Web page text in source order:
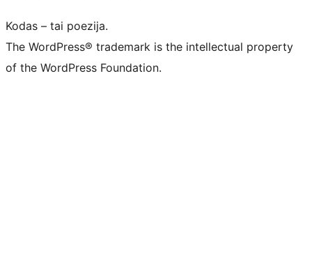
Kodas – tai poezija.
The WordPress® trademark is the intellectual property
of the WordPress Foundation.